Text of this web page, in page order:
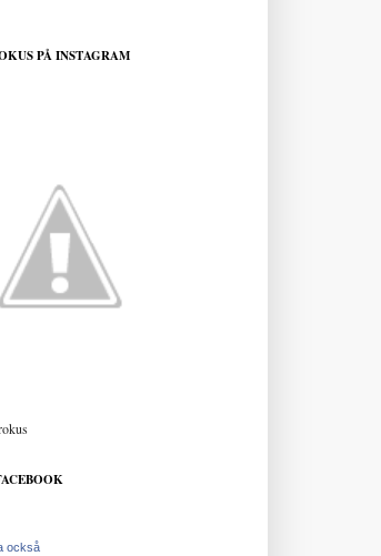
PÅ INSTAGRAM
också